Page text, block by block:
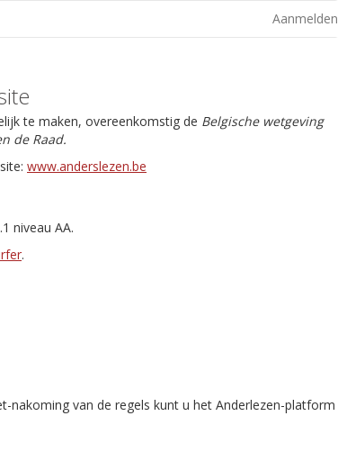
Aanmelden
te maken, overeenkomstig de Belgische wetgeving
de Raad.
www.anderslezen.be
niveau AA.
.
nakoming van de regels kunt u het Anderlezen-platform